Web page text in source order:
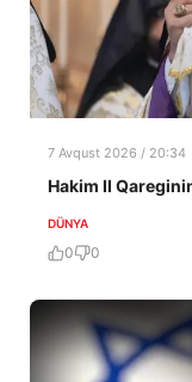
7 Avqust 2026 / 20:34
Hakim II
DÜNYA
0 0